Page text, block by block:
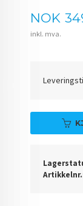
Pris
NOK
inkl. mva.